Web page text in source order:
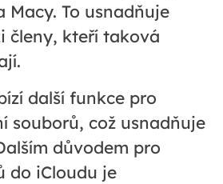
Macy. To usnadňuje
členy, kteří taková
další funkce pro
souborů, což usnadňuje
důvodem pro
do iCloudu je